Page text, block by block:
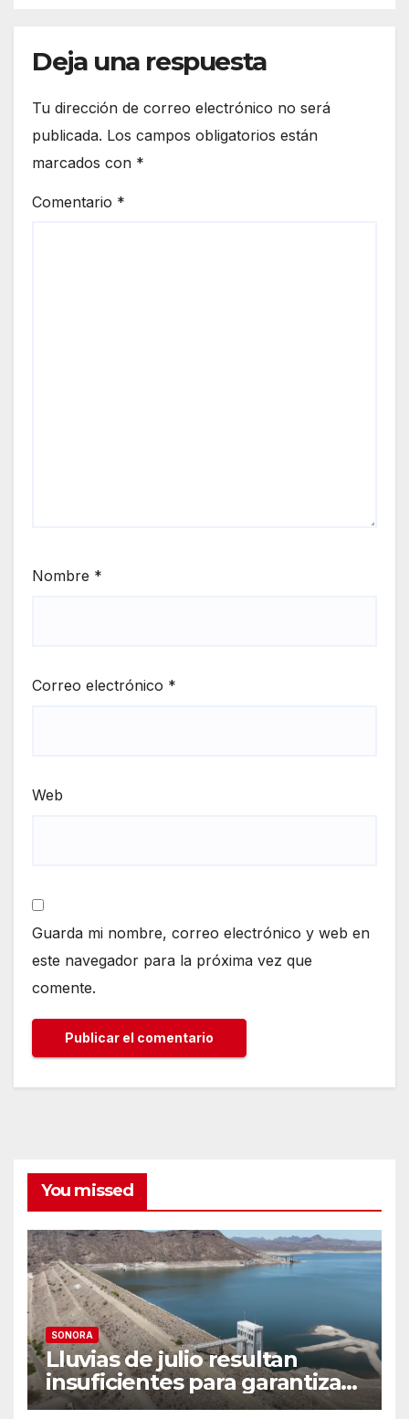
Deja una respuesta
Tu dirección de correo electrónico no será
publicada. Los campos obligatorios están
marcados con *
Comentario *
Nombre *
Correo electrónico *
Web
Guarda mi nombre, correo electrónico y web en
este navegador para la próxima vez que
comente.
You missed
SONORA
Lluvias de julio resultan
insuficientes para garantizar
el ciclo agrícola en el Valle